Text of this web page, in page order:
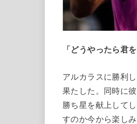
「どうやったら君
アルカラスに勝利
果たした。同時に
勝ち星を献上して
すのか今から楽しみ